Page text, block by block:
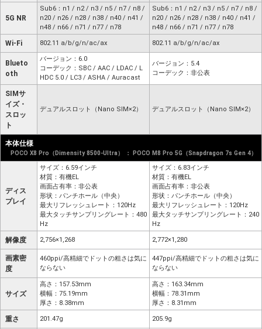
5G NR
Sub6：n1 / n2 / n3 / n5 / n7 / n8 /
n20 / n26 / n28 / n38 / n40 / n41 /
n48 / n66 / n71 / n77 / n78
Sub6：n1 / n2 / n3 / n5 / n7 / n8 /
n20 / n26 / n28 / n38 / n40 / n41 /
n48 / n66 / n71 / n77 / n78
Wi-Fi 802.11 a/b/g/n/ac/ax 802.11 a/b/g/n/ac/ax
Blueto
oth
バージョン：6.0
コーデック：SBC / AAC / LDAC / L
HDC 5.0 / LC3 / ASHA / Auracast
バージョン：5.4
コーデック：非公表
SIMサ
イズ・
スロッ
ト
デュアルスロット（Nano SIM×2） デュアルスロット（Nano SIM×2）
本体仕様
POCO X8 Pro（Dimensity 8500-Ultra） ： POCO M8 Pro 5G（Snapdragon 7s Gen 4）
ディス
プレイ
サイズ：6.59インチ
材質：有機EL
画面占有率：非公表
形状：パンチホール（中央）
最大リフレッシュレート：120Hz
最大タッチサンプリングレート：480
Hz
サイズ：6.83インチ
材質：有機EL
画面占有率：非公表
形状：パンチホール（中央）
最大リフレッシュレート：120Hz
最大タッチサンプリングレート：240
Hz
解像度 2,756×1,268 2,772×1,280
画素密
度
460ppi/高精細でドットの粗さは気に
ならない
447ppi/高精細でドットの粗さは気に
ならない
サイズ
高さ：157.53mm
横幅：75.19mm
厚さ：8.38mm
高さ：163.34mm
横幅：78.31mm
厚さ：8.31mm
重さ 201.47g 205.9g